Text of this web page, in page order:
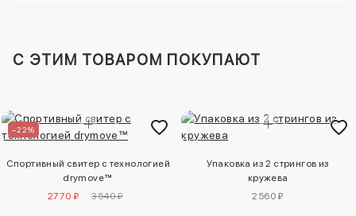
C ЭТИМ ТОВАРОМ ПОКУПАЮТ
–22%
Спортивный свитер с технологией
drymove™
2770 ₽
3540 ₽
Упаковка из 2 стрингов из
кружева
2560 ₽